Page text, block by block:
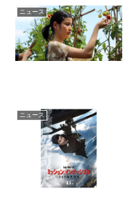
ニュース
ニュース